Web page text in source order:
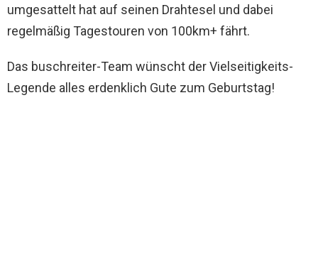
umgesattelt hat auf seinen Drahtesel und dabei
regelmäßig Tagestouren von 100km+ fährt.
Das buschreiter-Team wünscht der Vielseitigkeits-
Legende alles erdenklich Gute zum Geburtstag!